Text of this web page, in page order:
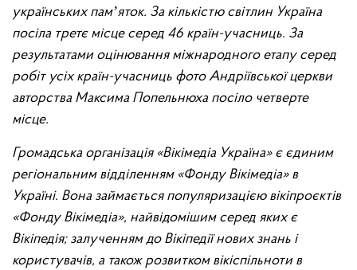
українських памʼяток. За кількістю світлин Україна
посіла третє місце серед 46 країн-учасниць. За
результатами оцінювання міжнародного етапу серед
робіт усіх країн-учасниць фото Андріївської церкви
авторства Максима Попельнюха посіло четверте
місце.
Громадська організація «Вікімедіа Україна» є єдиним
регіональним відділенням «Фонду Вікімедіа» в
Україні. Вона займається популяризацією вікіпроєктів
«Фонду Вікімедіа», найвідомішим серед яких є
Вікіпедія; залученням до Вікіпедії нових знань і
користувачів, а також розвитком вікіспільноти в